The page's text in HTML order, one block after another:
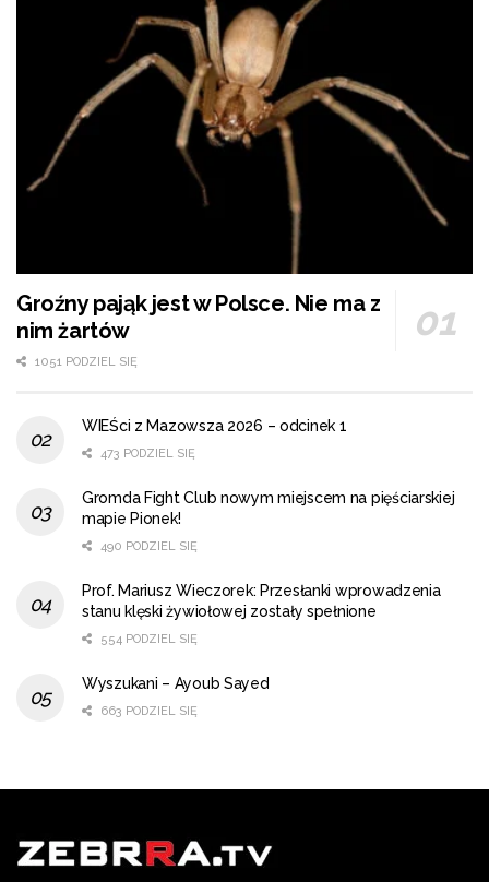
Groźny pająk jest w Polsce. Nie ma z
nim żartów
1051 PODZIEL SIĘ
WIEŚci z Mazowsza 2026 – odcinek 1
473 PODZIEL SIĘ
Gromda Fight Club nowym miejscem na pięściarskiej
mapie Pionek!
490 PODZIEL SIĘ
Prof. Mariusz Wieczorek: Przesłanki wprowadzenia
stanu klęski żywiołowej zostały spełnione
554 PODZIEL SIĘ
Wyszukani – Ayoub Sayed
663 PODZIEL SIĘ